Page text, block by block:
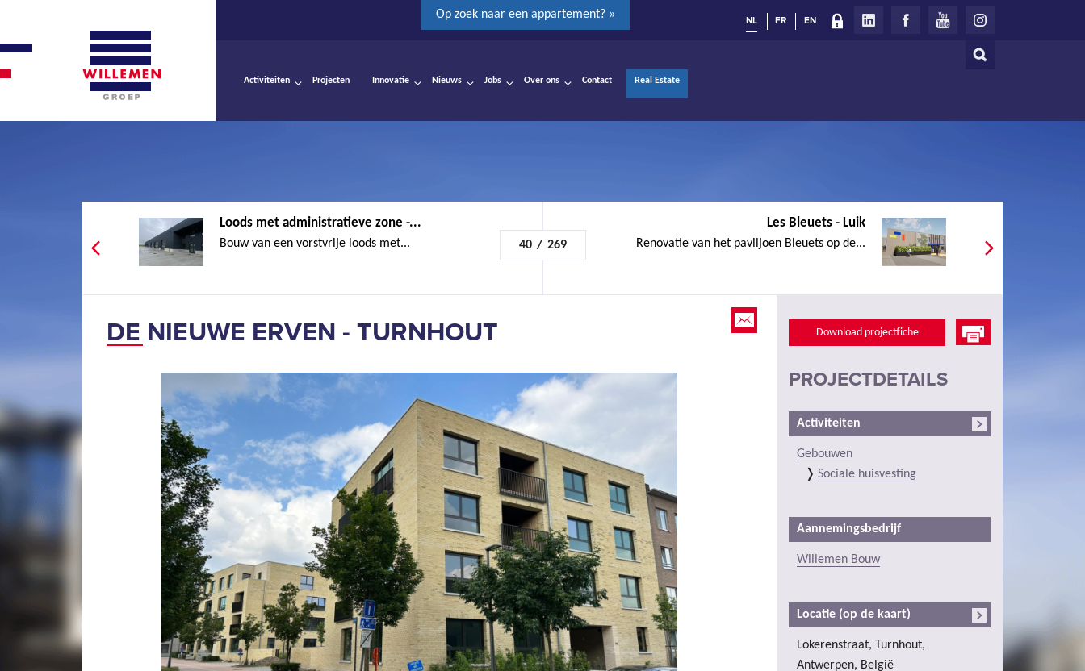
Op zoek naar een appartement? »
Zoeken
NL FR EN
Activiteiten Projecten Innovatie Nieuws Jobs Over ons Contact Real Estate
Loods met administratieve zone -...
Bouw van een vorstvrije loods met... 40 / 269
Les Bleuets - Luik
Renovatie van het paviljoen Bleuets op de...
DE NIEUWE ERVEN - TURNHOUT Download projectfiche
PROJECTDETAILS
Activiteiten
Gebouwen
Sociale huisvesting
Aannemingsbedrijf
Willemen Bouw
Locatie (op de kaart)
Lokerenstraat, Turnhout,
Antwerpen, België